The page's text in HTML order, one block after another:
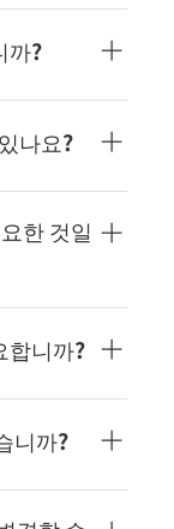
받을 수 없는
이지 「수탁
을 확인해
쪽・개인용
까?
나요?
위탁 제한을
, 세로・가
가능)※지
었을 경우,
를 하겠습니
한 것일
가, 중량・사
고 있습니다.
괴리가 있어
징수하겠습
되어, 수송
합니까?
하십시오. 인
첨부는 필요
, 안전 데이
경우가 있습
락하므로, 그
니까?
카드 결제가